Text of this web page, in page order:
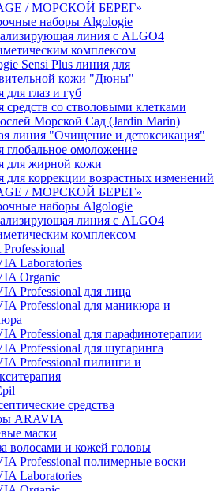
/ МОРСКОЙ БЕРЕГ»
наборы Algologie
линия с ALGO4
комплексом
Sensi Plus линия для
кожи "Дюны"
для глаз и губ
средств со стволовыми клетками
Морской Сад (Jardin Marin)
линия "Очищение и детоксикация"
глобальное омоложение
для жирной кожи
для коррекции возрастных изменений
/ МОРСКОЙ БЕРЕГ»
наборы Algologie
линия с ALGO4
комплексом
Laboratories
Organic
Professional для лица
Professional для маникюра и
Professional для парафинотерапии
Professional для шугаринга
Professional пилинги и
средства
ARAVIA
маски
волосами и кожей головы
Professional полимерные воски
Laboratories